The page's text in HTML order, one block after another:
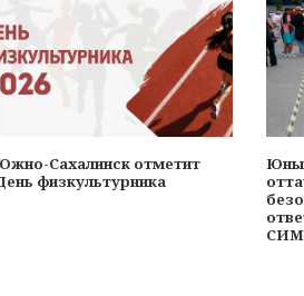
Сахалинск отметит
физкультурника
СИМ